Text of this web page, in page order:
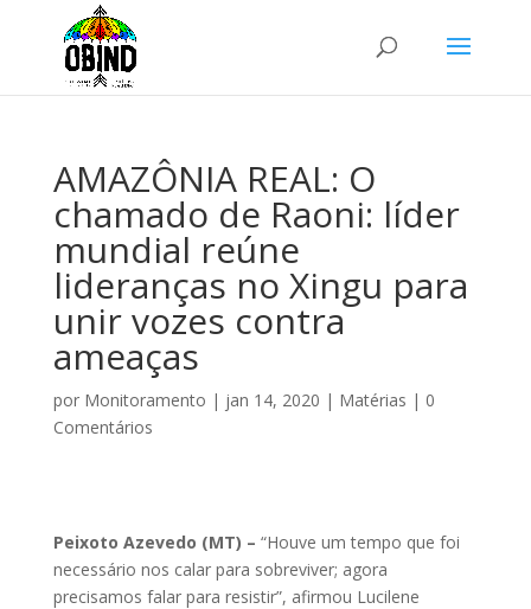
AMAZÔNIA REAL: O
chamado de Raoni: líder
mundial reúne
lideranças no Xingu para
unir vozes contra
ameaças
por Monitoramento | jan 14, 2020 | Matérias | 0
Comentários
Peixoto Azevedo (MT) – “Houve um tempo que foi
necessário nos calar para sobreviver; agora
precisamos falar para resistir”, afirmou Lucilene